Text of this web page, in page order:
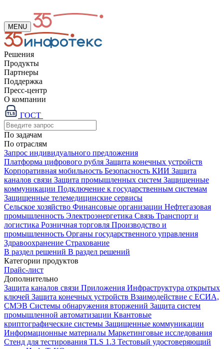
MENU
Решения
Продукты
Партнеры
Поддержка
Пресс-центр
О компании
ГОСТ
По задачам
По отраслям
Запрос индивидуального предложения
Платформа цифрового рубля Защита конечных устройств
Корпоративная мобильность Безопасность КИИ Защита
каналов связи Защита промышленных систем Защищенные
коммуникации Подключение к государственным системам
Защищенные телемедицинские сервисы
Сельское хозяйство Финансовые организации Нефтегазовая
промышленность Электроэнергетика Связь Транспорт и
логистика Розничная торговля Производство и
промышленность Органы государственного управления
Здравоохранение Страхование
В раздел решений В раздел решений
Категории продуктов
Прайс-лист
Дополнительно
Защита каналов связи Приложения Инфраструктура открытых
ключей Защита конечных устройств Взаимодействие с ЕСИА,
СМЭВ Системы обнаружения вторжений Защита систем
промышленной автоматизации Квантовые
криптографические системы Защищенные коммуникации
Информационные материалы Маркетинговые исследования
Стенд для тестирования TLS 1.3 Тестовый удостоверяющий